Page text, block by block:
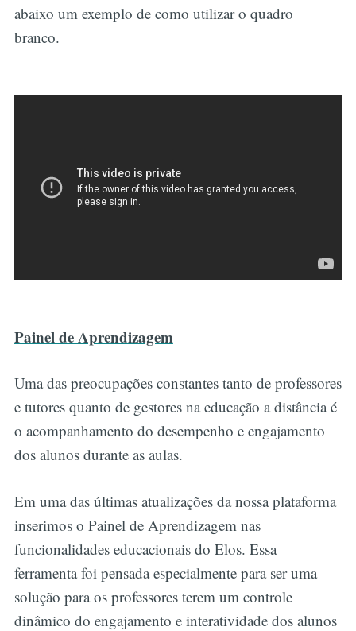
abaixo um exemplo de como utilizar o quadro
branco.
Painel de Aprendizagem
Uma das preocupações constantes tanto de professores
e tutores quanto de gestores na educação a distância é
o acompanhamento do desempenho e engajamento
dos alunos durante as aulas.
Em uma das últimas atualizações da nossa plataforma
inserimos o Painel de Aprendizagem nas
funcionalidades educacionais do Elos. Essa
ferramenta foi pensada especialmente para ser uma
solução para os professores terem um controle
dinâmico do engajamento e interatividade dos alunos